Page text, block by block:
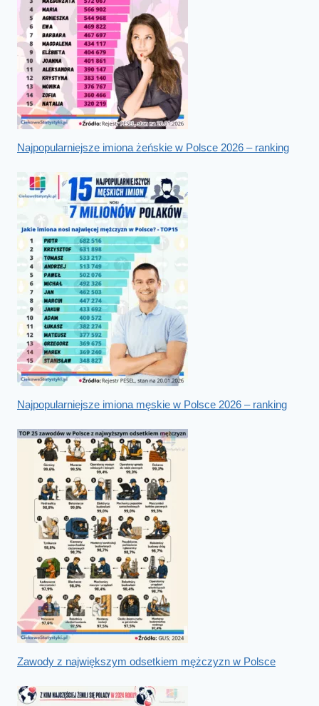
Najpopularniejsze imiona żeńskie w Polsce 2026 – ranking
Najpopularniejsze imiona męskie w Polsce 2026 – ranking
Zawody z największym odsetkiem mężczyzn w Polsce